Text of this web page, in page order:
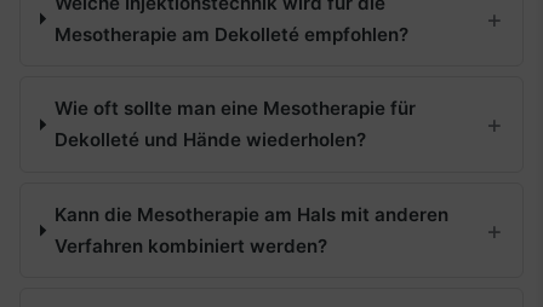
Mesotherapie am Dekolleté empfohlen?
Wie oft sollte man eine Mesotherapie für
Dekolleté und Hände wiederholen?
Kann die Mesotherapie am Hals mit anderen
Verfahren kombiniert werden?